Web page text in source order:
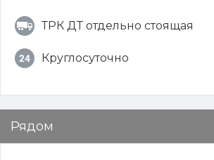
ТРК ДТ отдельно стоящая
Круглосуточно
Рядом